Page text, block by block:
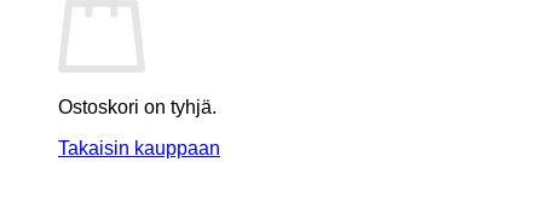
Ostoskori on tyhjä.
Takaisin kauppaan